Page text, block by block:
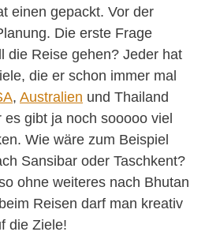
einen gepackt. Vor der
Die erste Frage
die Reise gehen? Jeder hat
die er schon immer mal
, Australien und Thailand
gibt ja noch sooooo viel
Wie wäre zum Beispiel
Sansibar oder Taschkent?
ohne weiteres nach Bhutan
Reisen darf man kreativ
die Ziele!